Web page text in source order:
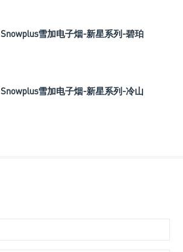
Snowplus雪加电子烟-新星系列-碧珀
Snowplus雪加电子烟-新星系列-冷山